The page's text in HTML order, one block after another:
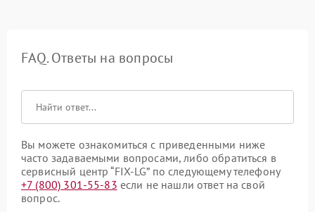
FAQ. Ответы на вопросы
Вы можете ознакомиться с приведенными ниже
часто задаваемыми вопросами, либо обратиться в
сервисный центр “FIX-LG” по следующему телефону
+7 (800) 301-55-83 если не нашли ответ на свой
вопрос.